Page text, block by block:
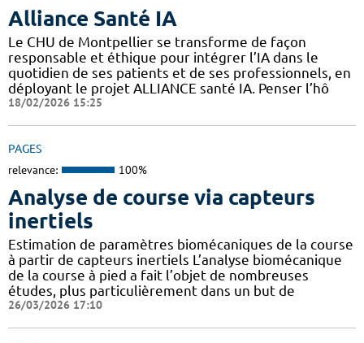
Alliance Santé IA
Le CHU de Montpellier se transforme de façon
responsable et éthique pour intégrer l’IA dans le
quotidien de ses patients et de ses professionnels, en
déployant le projet ALLIANCE santé IA. Penser l’hô
18/02/2026 15:25
PAGES
relevance: 100%
Analyse de course via capteurs
inertiels
Estimation de paramètres biomécaniques de la course
à partir de capteurs inertiels L’analyse biomécanique
de la course à pied a fait l’objet de nombreuses
études, plus particulièrement dans un but de
26/03/2026 17:10